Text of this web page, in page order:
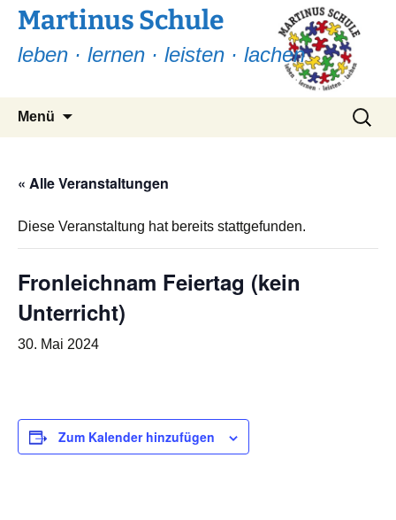
Martinus Schule
leben · lernen · leisten · lachen
Menü
Suchen
nach:
« Alle Veranstaltungen
Diese Veranstaltung hat bereits stattgefunden.
Fronleichnam Feiertag (kein
Unterricht)
30. Mai 2024
Zum Kalender hinzufügen